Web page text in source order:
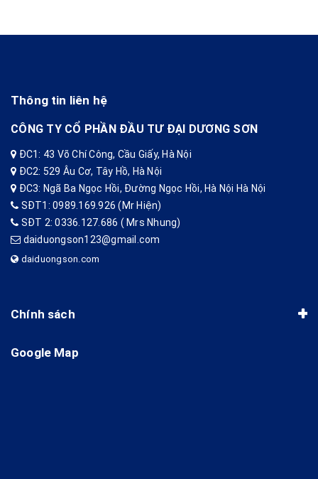
Thông tin liên hệ
CÔNG TY CỔ PHẦN ĐẦU TƯ ĐẠI DƯƠNG SƠN
ĐC1: 43 Võ Chí Công, Cầu Giấy, Hà Nội
ĐC2: 529 Âu Cơ, Tây Hồ, Hà Nội
ĐC3: Ngã Ba Ngọc Hồi, Đường Ngọc Hồi, Hà Nội Hà Nội
SĐT1: 0989.169.926 (Mr Hiện)
SĐT 2: 0336.127.686 ( Mrs Nhung)
daiduongson123@gmail.com
daiduongson.com
Chính sách
Google Map